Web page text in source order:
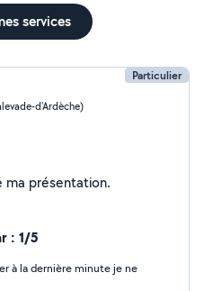
services
Particulier
d'Ardèche)
Je n'ai pas encore renseigné ma présentation.
: 1/5
à la dernière minute je ne